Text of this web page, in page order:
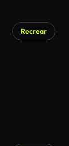
Recrear